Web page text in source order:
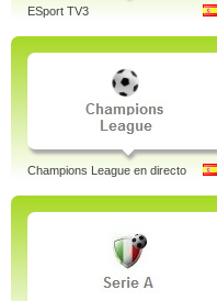
ESport TV3
Champions League en directo